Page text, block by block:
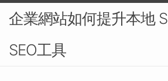
企業網站如何提升本地
SEO工具